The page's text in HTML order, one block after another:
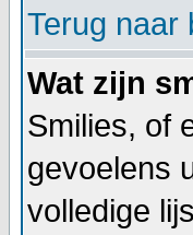
Terug naar
Wat zijn
Smilies, of
gevoelens
volledige